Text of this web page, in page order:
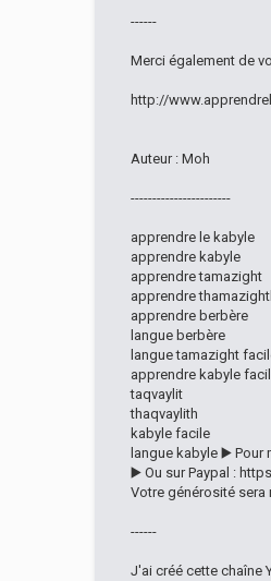
------
Merci également de
http://
Auteur : Moh
-----------------------
apprendre le kabyle
apprendre kabyle
apprendre tamazight
apprendre
apprendre berbère
langue berbère
langue tamazight
apprendre kabyle
taqvaylit
thaqvaylith
kabyle facile
langue kabyle ▶️
▶️ Ou sur Paypal :
Votre générosité sera
------
J'ai créé cette chaîne